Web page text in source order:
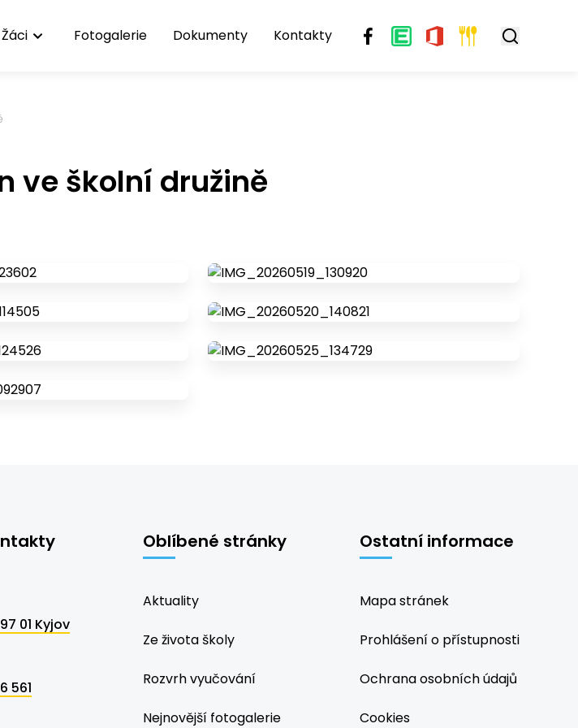
Žáci Fotogalerie Dokumenty Kontakty
ve školní družině
01 Kyjov
561
Oblíbené stránky
Aktuality
Ze života školy
Rozvrh vyučování
Nejnovější fotogalerie
Ostatní informace
Mapa stránek
Prohlášení o přístupnosti
Ochrana osobních údajů
Cookies